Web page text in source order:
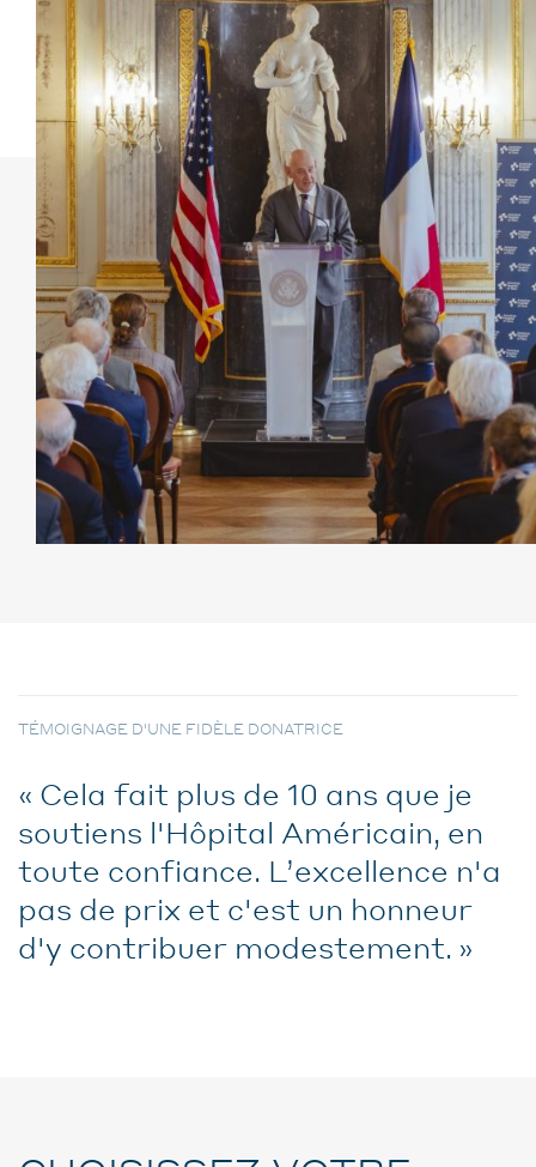
TÉMOIGNAGE D'UNE FIDÈLE DONATRICE
Cela fait plus de 10 ans que je
soutiens l'Hôpital Américain, en
toute confiance. L’excellence n'a
pas de prix et c'est un honneur
d'y contribuer modestement.